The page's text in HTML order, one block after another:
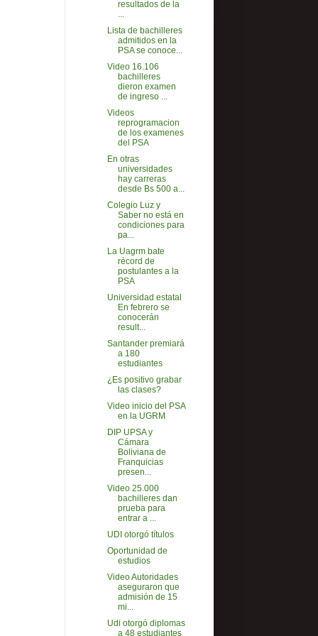
resultados de la
...
Lista de bachilleres
admitidos en la
PSA se conoce...
Video 16.106
bachilleres
dieron examen
de ingreso ...
Videos
reprogramacion
de los examenes
del PSA
En otras
universidades
hay carreras
desde Bs 500 a...
Colegio Luz y
Saber no está en
condiciones para
pa...
La Uagrm bate
récord de
postulantes a la
PSA
Universidad estatal
En febrero se
conocerán
result...
Santander premiará
a 180
estudiantes
¿Es positivo grabar
las clases?
Video inicio del PSA
en la UGRM
DIP UPSA y
Cámara
Boliviana de
Franquicias
presen...
Video 25.000
bachilleres dan
prueba para
entrar a ...
UDI otorgó títulos
Oportunidad de
estudios
Video Autoridades
aseguraron que
admisión de 15
mi...
Udi otorgó diplomas
a 48 estudiantes